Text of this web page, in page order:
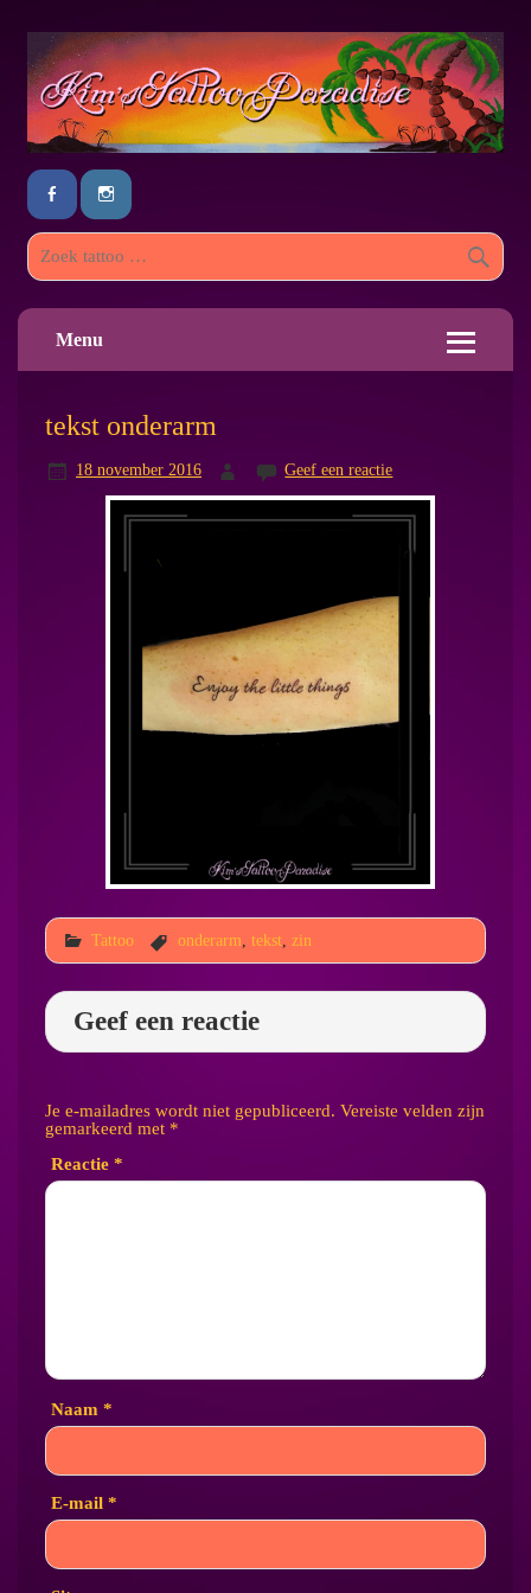
Menu
tekst onderarm
18 november 2016 Geef een reactie
Tattoo onderarm tekst, zin
Geef een reactie
Je e-mailadres wordt niet gepubliceerd. Vereiste velden zijn
gemarkeerd met *
Reactie *
Naam *
E-mail *